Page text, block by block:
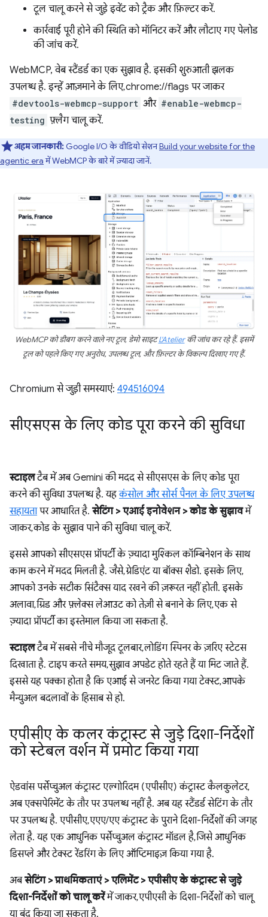
टूल चालू करने से जुड़े इवेंट को ट्रैक और फ़िल्टर करें.
कार्रवाई पूरी होने की स्थिति को मॉनिटर करें और लौटाए गए पेलोड
की जांच करें.
WebMCP, वेब स्टैंडर्ड का एक सुझाव है. इसकी शुरुआती झलक
उपलब्ध है. इन्हें आज़माने के लिए, chrome://flags पर जाकर
#devtools-webmcp-support और #enable-webmcp-
testing फ़्लैग चालू करें.
अहम जानकारी: Google I/O के वीडियो सेशनBuild your website for the
agentic eraमें WebMCP के बारे में ज़्यादा जानें.
WebMCP को डीबग करने वाले नए टूल, डेमो साइटL'Atelierकी जांच कर रहे हैं. इसमें
टूल को पहले किए गए अनुरोध, उपलब्ध टूल, और फ़िल्टर के विकल्प दिखाए गए हैं.
Chromium से जुड़ी समस्याएं: 494516094
सीएसएस के लिए कोड पूरा करने की सुविधा
स्टाइलटैब में अब Gemini की मदद से सीएसएस के लिए कोड पूरा
करने की सुविधा उपलब्ध है. यहकंसोल और सोर्स पैनल के लिए उपलब्ध
सहायतापर आधारित है. सेटिंग > एआई इनोवेशन > कोड के सुझावमें
जाकर, कोड के सुझाव पाने की सुविधा चालू करें.
इससे आपको सीएसएस प्रॉपर्टी के ज़्यादा मुश्किल कॉम्बिनेशन के साथ
काम करने में मदद मिलती है. जैसे, ग्रेडिएंट या बॉक्स शैडो. इसके लिए,
आपको उनके सटीक सिंटैक्स याद रखने की ज़रूरत नहीं होती. इसके
अलावा, ग्रिड और फ़्लेक्स लेआउट को तेज़ी से बनाने के लिए, एक से
ज़्यादा प्रॉपर्टी का इस्तेमाल किया जा सकता है.
स्टाइलटैब में सबसे नीचे मौजूद टूलबार, लोडिंग स्पिनर के ज़रिए स्टेटस
दिखाता है. टाइप करते समय, सुझाव अपडेट होते रहते हैं या मिट जाते हैं.
इससे यह पक्का होता है कि एआई से जनरेट किया गया टेक्स्ट, आपके
मैन्युअल बदलावों के हिसाब से हो.
एपीसीए के कलर कंट्रास्ट से जुड़े दिशा-निर्देशों
को स्टेबल वर्शन में प्रमोट किया गया
ऐडवांस पर्सेप्चुअल कंट्रास्ट एल्गोरिदम (एपीसीए) कंट्रास्ट कैलकुलेटर,
अब एक्सपेरिमेंट के तौर पर उपलब्ध नहीं है. अब यह स्टैंडर्ड सेटिंग के तौर
पर उपलब्ध है. एपीसीए, एएए/एए कंट्रास्ट के पुराने दिशा-निर्देशों की जगह
लेता है. यह एक आधुनिक पर्सेप्चुअल कंट्रास्ट मॉडल है, जिसे आधुनिक
डिसप्ले और टेक्स्ट रेंडरिंग के लिए ऑप्टिमाइज़ किया गया है.
अबसेटिंग > प्राथमिकताएं > एलिमेंट > एपीसीए के कंट्रास्ट से जुड़े
दिशा-निर्देशों को चालू करेंमें जाकर, एपीएसी के दिशा-निर्देशों को चालू
या बंद किया जा सकता है.